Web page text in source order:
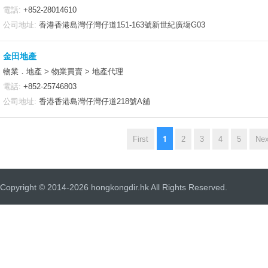
電話: +852-28014610
公司地址: 香港香港島灣仔灣仔道151-163號新世紀廣塲G03
金田地產
物業．地產 > 物業買賣 > 地產代理
電話: +852-25746803
公司地址: 香港香港島灣仔灣仔道218號A舖
First 1 2 3 4 5
Copyright © 2014-2026 hongkongdir.hk All Rights Reserved.